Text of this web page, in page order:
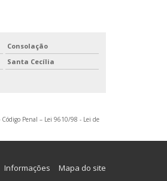
Consolação
Santa Cecília
Penal – Lei 9610/98 - Lei de
Informações Mapa do site